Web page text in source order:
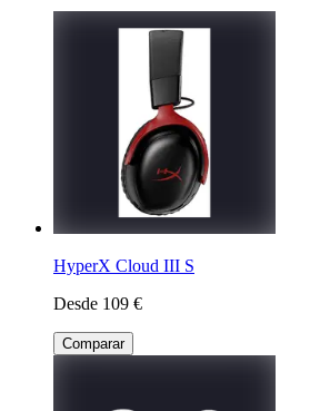
HyperX Cloud III S
Desde 109 €
Comparar